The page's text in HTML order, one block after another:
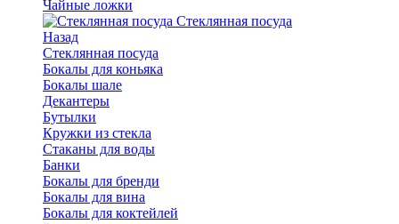
Чайные ложки
Стеклянная посуда
Назад
Стеклянная посуда
Бокалы для коньяка
Бокалы шале
Декантеры
Бутылки
Кружки из стекла
Стаканы для воды
Банки
Бокалы для бренди
Бокалы для вина
Бокалы для коктейлей